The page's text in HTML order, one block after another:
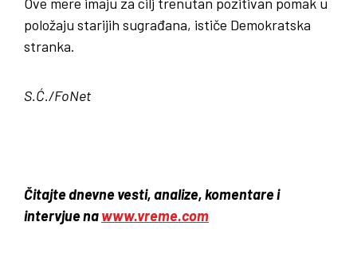
položaju starijih sugrađana, ističe Demokratska
stranka.
S.Ć./FoNet
Čitajte dnevne vesti, analize, komentare i
intervjue nawww.vreme.com